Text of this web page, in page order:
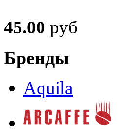
45.00 руб
Бренды
Aquila